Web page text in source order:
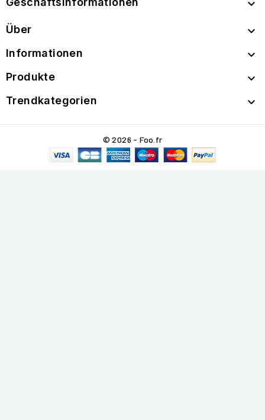

Über 
Informationen 
Produkte 
Trendkategorien 
© 2026 - Foo.fr